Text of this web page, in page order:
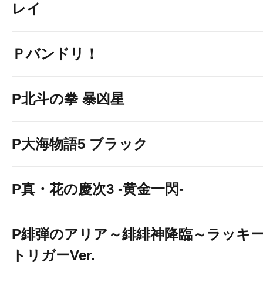
レイ
Ｐバンドリ！
P北斗の拳 暴凶星
P大海物語5 ブラック
P真・花の慶次3 -黄金一閃-
P緋弾のアリア～緋緋神降臨～ラッキ
トリガーVer.